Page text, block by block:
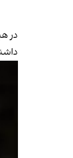
در